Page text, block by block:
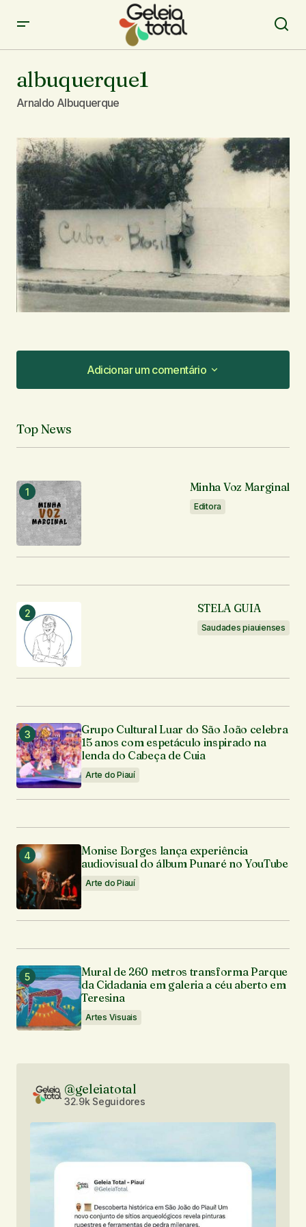
albuquerque1
Arnaldo Albuquerque
Adicionar um comentário
Adicionar um comentário
O seu endereço de e-mail não será publicado.
Comentário
Seu nome*
Seu e-mail
Enviar comentário
Top News
Minha Voz Marginal
Editora
STELA GUIA
Saudades piauienses
Grupo Cultural Luar do São João celebra
15 anos com espetáculo inspirado na
lenda do Cabeça de Cuia
Arte do Piauí
Monise Borges lança experiência
audiovisual do álbum Punaré no YouTube
Arte do Piauí
Mural de 260 metros transforma Parque
da Cidadania em galeria a céu aberto em
Teresina
Artes Visuais
@geleiatotal
32.9k Seguidores